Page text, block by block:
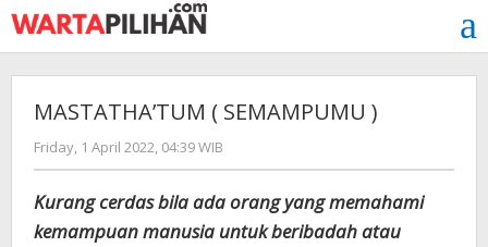
Skip
to
content
MASTATHA’TUM ( SEMAMPUMU )
Friday, 1 April 2022, 04:39 WIB
Admin
Kurang cerdas bila ada orang yang memahami
kemampuan manusia untuk beribadah atau